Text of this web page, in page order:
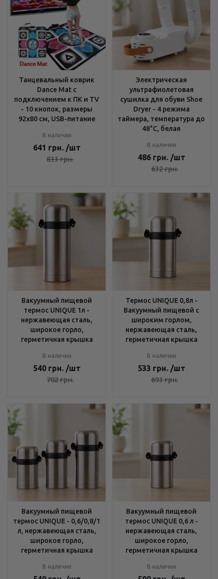
Танцевальный коврик
Dance Mat с
подключением к ПК и TV
- 10 кнопок, размеры
92х80 см, USB-питание
В наличии
641 грн. /шт
833грн.
Электрическая
ультрафиолетовая
сушилка для обуви Shoe
Dryer - 4 режима
таймера, температура до
48°C, белая
В наличии
486 грн. /шт
632грн.
Вакуумный пищевой
термос UNIQUE 1л -
нержавеющая сталь,
широкое горло,
герметичная крышка
В наличии
540 грн. /шт
702грн.
Термос UNIQUE 0,8л -
Вакуумный пищевой с
широким горлом,
нержавеющая сталь,
герметичная крышка
В наличии
533 грн. /шт
693грн.
Вакуумный пищевой
термос UNIQUE - 0,6/0,8/1
л, нержавеющая сталь,
широкое горло,
герметичная крышка
В наличии
Вакуумный пищевой
термос UNIQUE 0,6 л -
нержавеющая сталь,
широкое горло,
герметичная крышка
В наличии